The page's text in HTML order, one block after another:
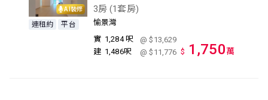
AI裝修
連租約 平台
3房 (1套房)
愉景灣
實 1,284 呎
@ $13,629
建 1,486呎 @ $11,776 $ 1,750萬